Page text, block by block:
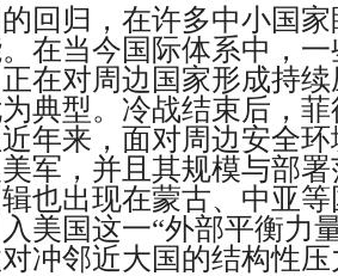
回归，在许多中小国
在当今国际体系中，
在对周边国家形成持
典型。冷战结束后，
年来，面对周边安全
军，并且其规模与部
也出现在蒙古、中亚
美国这一“外部平衡力
冲邻近大国的结构性压